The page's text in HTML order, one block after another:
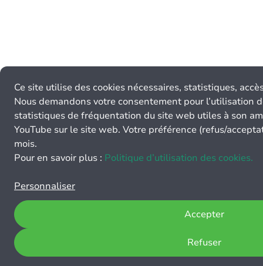
Ce site utilise des cookies nécessaires, statistiques,
Nous demandons votre consentement pour l’utilisation
statistiques de fréquentation du site web utiles à son
YouTube sur le site web. Votre préférence (refus/
mois.
Pour en savoir plus : Politique d’utilisation des cookies.
Personnaliser
Refuser
Accepter